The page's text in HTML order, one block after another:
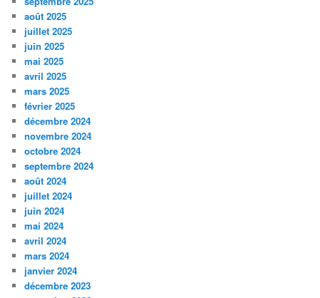
août 2025
juillet 2025
juin 2025
mai 2025
avril 2025
mars 2025
février 2025
décembre 2024
novembre 2024
octobre 2024
septembre 2024
août 2024
juillet 2024
juin 2024
mai 2024
avril 2024
mars 2024
janvier 2024
décembre 2023